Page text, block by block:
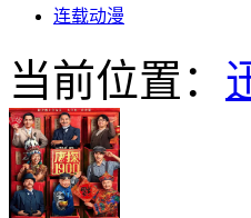
连载动漫
当前位置：